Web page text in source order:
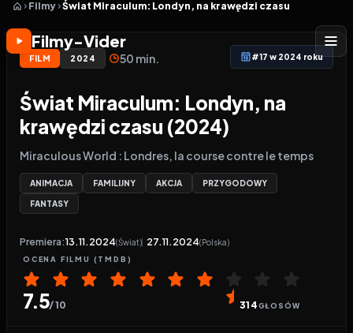
Filmy-Vider
Filmy Świat Miraculum: Londyn, na krawędzi czasu
FILM 2024 50 min. #17 w 2024 roku
Świat Miraculum: Londyn, na
krawędzi czasu (2024)
Miraculous World : Londres, la course contre le temps
ANIMACJA FAMILIJNY AKCJA PRZYGODOWY
FANTASY
Premiera:13.11.2024(Świat) 27.11.2024(Polska)
OCENA FILMU (TMDB)
7.5/ 10 314GŁOSÓW